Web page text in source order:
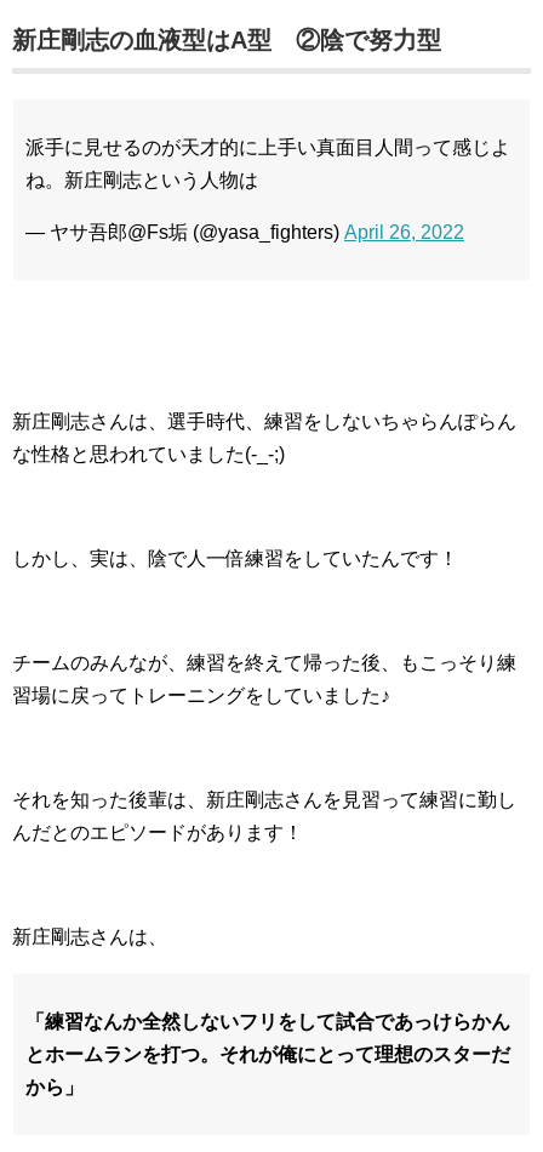
新庄剛志の血液型はA型 ②陰で努力型
派手に見せるのが天才的に上手い真面目人間って感じよ
ね。新庄剛志という人物は
— ヤサ吾郎@Fs垢 (@yasa_fighters) April 26, 2022
新庄剛志さんは、選手時代、練習をしないちゃらんぽらん
な性格と思われていました(-_-;)
しかし、実は、陰で人一倍練習をしていたんです！
チームのみんなが、練習を終えて帰った後、もこっそり練
習場に戻ってトレーニングをしていました♪
それを知った後輩は、新庄剛志さんを見習って練習に勤し
んだとのエピソードがあります！
新庄剛志さんは、
「練習なんか全然しないフリをして試合であっけらかん
とホームランを打つ。それが俺にとって理想のスターだ
から」